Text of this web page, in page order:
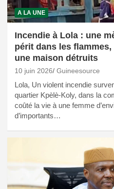
A LA UNE
Incendie à Lola : une
périt dans les
une maison détruits
10 juin 2026 Guineesource
Lola, Un violent incendie
quartier Kpèlè-Koly, dans la
coûté la vie à une femme
d’importants…